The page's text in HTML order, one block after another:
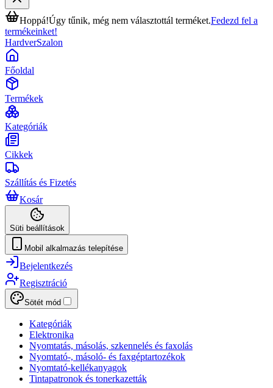
Hoppá!Úgy tűnik, még nem választottál terméket.Fedezd fel a
termékeinket!
HardverSzalon
Főoldal
Termékek
Kategóriák
Cikkek
Szállítás és Fizetés
Kosár
Süti beállítások
Mobil alkalmazás telepítése
Bejelentkezés
Regisztráció
Sötét mód
Kategóriák
Elektronika
Nyomtatás, másolás, szkennelés és faxolás
Nyomtató-, másoló- és faxgéptartozékok
Nyomtató-kellékanyagok
Tintapatronok és tonerkazetták